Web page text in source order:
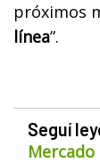
próximos
línea”.
Seguí